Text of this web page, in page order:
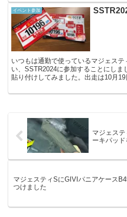
イベント参加
いつもは通勤で使っているマジェス
い、SSTR2024に参加することにしま
貼り付けしてみました。出走は10月
マジェス
ーキパッ
マジェスティSにGIVIパニアケース
つけました